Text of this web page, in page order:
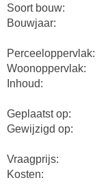
Soort bouw:
Bouwjaar:
Perceeloppervlak:
Woonoppervlak:
Inhoud:
Geplaatst op:
Gewijzigd op:
Vraagprijs:
Kosten: